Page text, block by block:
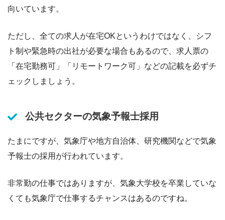
向いています。
ただし、全ての求人が在宅OKというわけではなく、シフ
ト制や緊急時の出社が必要な場合もあるので、求人票の
「在宅勤務可」「リモートワーク可」などの記載を必ずチ
ェックしましょう。
公共セクターの気象予報士採用
たまにですが、気象庁や地方自治体、研究機関などで気象
予報士の採用が行われています。
非常勤の仕事ではありますが、気象大学校を卒業していな
くても気象庁で仕事するチャンスはあるのですね。